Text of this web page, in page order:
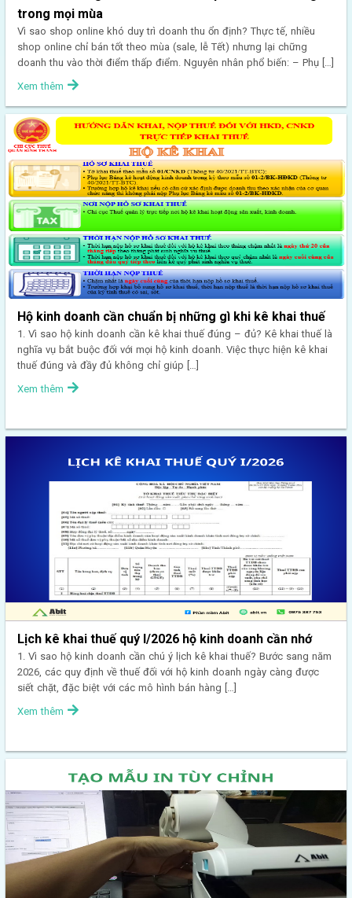
trong mọi mùa
Vì sao shop online khó duy trì doanh thu ổn định? Thực tế, nhiều
shop online chỉ bán tốt theo mùa (sale, lễ Tết) nhưng lại chững
doanh thu vào thời điểm thấp điểm. Nguyên nhân phổ biến: – Phụ […]
Xem thêm
Hộ kinh doanh cần chuẩn bị những gì khi kê khai thuế
1. Vì sao hộ kinh doanh cần kê khai thuế đúng – đủ? Kê khai thuế là
nghĩa vụ bắt buộc đối với mọi hộ kinh doanh. Việc thực hiện kê khai
thuế đúng và đầy đủ không chỉ giúp […]
Xem thêm
Lịch kê khai thuế quý I/2026 hộ kinh doanh cần nhớ
1. Vì sao hộ kinh doanh cần chú ý lịch kê khai thuế? Bước sang năm
2026, các quy định về thuế đối với hộ kinh doanh ngày càng được
siết chặt, đặc biệt với các mô hình bán hàng […]
Xem thêm